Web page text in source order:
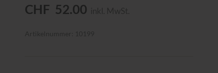
CHF 52.00